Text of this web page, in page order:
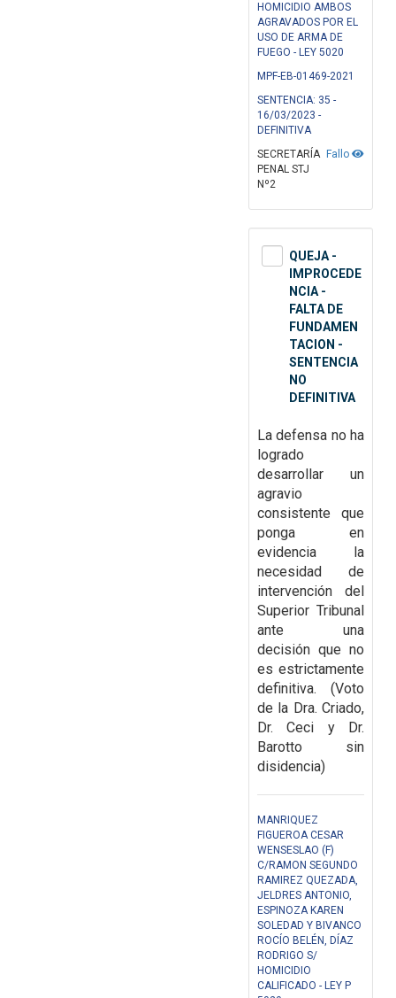
HOMICIDIO AMBOS
AGRAVADOS POR EL
USO DE ARMA DE
FUEGO - LEY 5020
MPF-EB-01469-2021
SENTENCIA: 35 -
16/03/2023 -
DEFINITIVA
Fallo
SECRETARÍA
PENAL STJ
Nº2
QUEJA -
IMPROCEDE
NCIA -
FALTA DE
FUNDAMEN
TACION -
SENTENCIA
NO
DEFINITIVA
La defensa no ha
logrado
desarrollar un
agravio
consistente que
ponga en
evidencia la
necesidad de
intervención del
Superior Tribunal
ante una
decisión que no
es estrictamente
definitiva. (Voto
de la Dra. Criado,
Dr. Ceci y Dr.
Barotto sin
disidencia)
MANRIQUEZ
FIGUEROA CESAR
WENSESLAO (F)
C/RAMON SEGUNDO
RAMIREZ QUEZADA,
JELDRES ANTONIO,
ESPINOZA KAREN
SOLEDAD Y BIVANCO
ROCÍO BELÉN, DÍAZ
RODRIGO S/
HOMICIDIO
CALIFICADO - LEY P